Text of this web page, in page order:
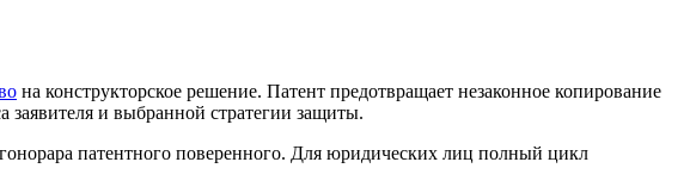
на конструкторское решение. Патент предотвращает незаконное копирование
заявителя и выбранной стратегии защиты.
патентного поверенного. Для юридических лиц полный цикл